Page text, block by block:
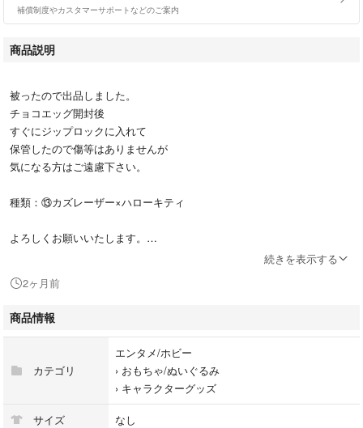
補償制度やカスタマーサポートなどのご案内
商品説明
被ったので出品しました。
チョコエッグ開封後
すぐにジップロックに入れて
保管したので傷等はありませんが
気になる方はご遠慮下さい。
種類：⑬カズレーザー×ハローキティ
よろしくお願いいたします。
#ハローキティ
#カズレーザー×ハローキティ
続きを表示する
2ヶ月前
商品情報
カテゴリ
エンタメ/ホビー
› おもちゃ/ぬいぐるみ
› キャラクターグッズ
サイズ なし